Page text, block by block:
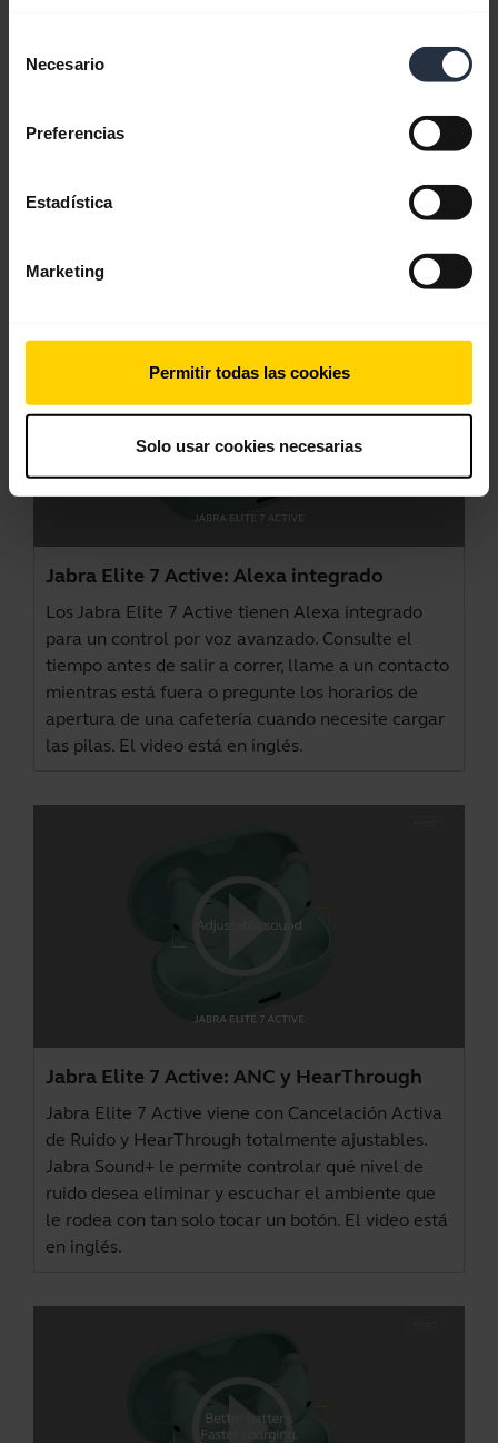
Necesario
Preferencias
Estadística
Marketing
Permitir todas las cookies
Solo usar cookies necesarias
Cómo emparejar y conectar sus Jabra Elite
7 Active
sus Jabra Elite 7 Active con su smartphone,
Jabra Sound+
para personalizar los ajustes de
MyFit, MySound, ANC, HearThrough y MyControls.
Jabra Elite 7 Active: Alexa integrado
Los Jabra Elite 7 Active tienen Alexa integrado
para un control por voz avanzado. Consulte el
tiempo antes de salir a correr, llame a un contacto
mientras está fuera o pregunte los horarios de
apertura de una cafetería cuando necesite cargar
las pilas. El video está en inglés.
Jabra Elite 7 Active: ANC y HearThrough
Jabra Elite 7 Active viene con Cancelación Activa
de Ruido y HearThrough totalmente ajustables.
Jabra Sound+ le permite controlar qué nivel de
ruido desea eliminar y escuchar el ambiente que
le rodea con tan solo tocar un botón. El video está
en inglés.